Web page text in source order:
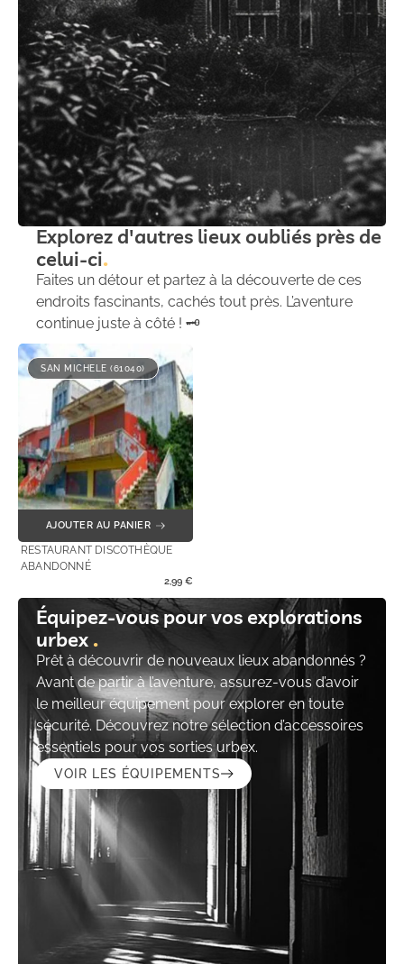
Explorez d'autres lieux oubliés près de
celui-ci
Faites un détour et partez à la découverte de ces
endroits fascinants, cachés tout près. L’aventure
continue juste à côté ! 🗝️
SAN MICHELE (61040)
AJOUTER AU PANIER
RESTAURANT DISCOTHÈQUE
ABANDONNÉ
2,99 €
Équipez-vous pour vos explorations
urbex
Prêt à découvrir de nouveaux lieux abandonnés ?
Avant de partir à l’aventure, assurez-vous d’avoir
le meilleur équipement pour explorer en toute
sécurité. Découvrez notre sélection d’accessoires
essentiels pour vos sorties urbex.
VOIR LES ÉQUIPEMENTS